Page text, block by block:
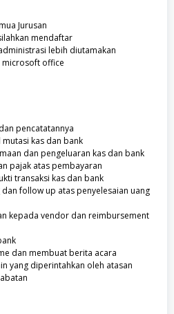
Jurusan
mendaftar
lebih diutamakan
microsoft office
pencatatannya
kas dan bank
dan pengeluaran kas dan bank
pajak atas pembayaran
transaksi kas dan bank
follow up atas penyelesaian uang
kepada vendor dan reimbursement
dan membuat berita acara
yang diperintahkan oleh atasan